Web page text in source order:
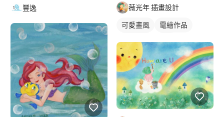
豐逸 薇光年 插畫設計
可愛畫風
電繪作品